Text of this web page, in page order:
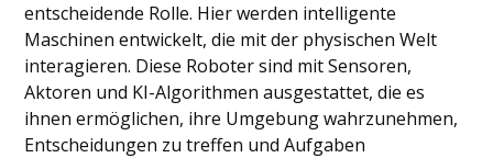
entscheidende Rolle. Hier werden intelligente
Maschinen entwickelt, die mit der physischen Welt
interagieren. Diese Roboter sind mit Sensoren,
Aktoren und KI-Algorithmen ausgestattet, die es
ihnen ermöglichen, ihre Umgebung wahrzunehmen,
Entscheidungen zu treffen und Aufgaben